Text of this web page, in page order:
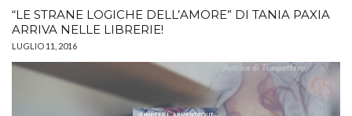
“LE STRANE LOGICHE DELL’AMORE” DI TANIA PAXIA
ARRIVA NELLE LIBRERIE!
LUGLIO 11, 2016